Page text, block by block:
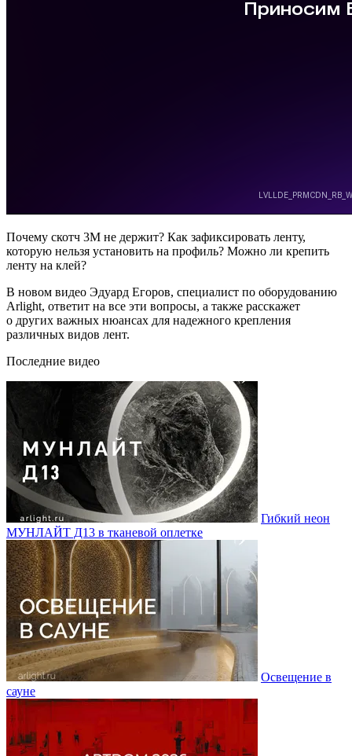
Почему скотч 3М не держит? Как зафиксировать ленту,
которую нельзя установить на профиль? Можно ли крепить
ленту на клей?
В новом видео Эдуард Егоров, специалист по оборудованию
Arlight, ответит на все эти вопросы, а также расскажет
о других важных нюансах для надежного крепления
различных видов лент.
Последние видео
Гибкий неон
МУНЛАЙТ Д13 в тканевой оплетке
Освещение в
сауне